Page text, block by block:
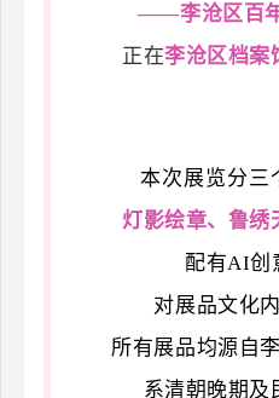
——李沧区百
正在李沧区档案
本次展览分三
灯影绘章、 鲁绣
配有AI创
对展品文化
所有展品均源自
系清朝晚期及